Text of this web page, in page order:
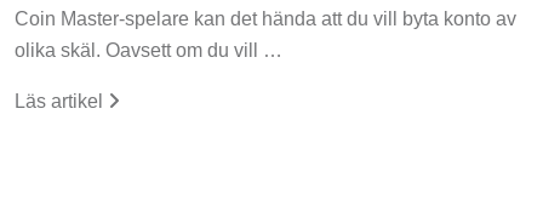
Coin Master-spelare kan det hända att du vill byta konto av
olika skäl. Oavsett om du vill …
Läs artikel